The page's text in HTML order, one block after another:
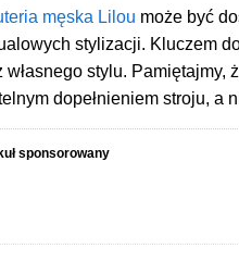
męska Lilou może być
stylizacji. Kluczem
własnego stylu.
dopełnieniem stroju, a
sponsorowany